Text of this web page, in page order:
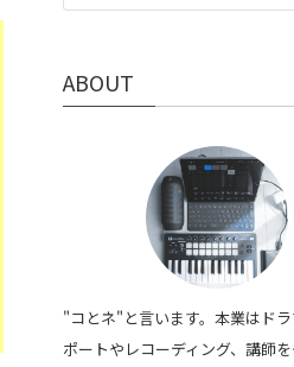
ABOUT
"コとネ"と言います。本業はド
ポートやレコーディング、講師